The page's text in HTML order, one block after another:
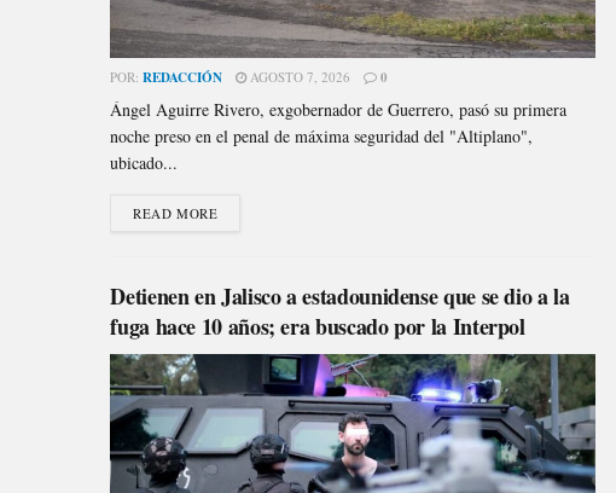
POR: REDACCIÓN AGOSTO 7, 2026 0
Ángel Aguirre Rivero, exgobernador de Guerrero, pasó su primera
noche preso en el penal de máxima seguridad del "Altiplano",
ubicado...
READ MORE
Detienen en Jalisco a estadounidense que se dio a la
fuga hace 10 años; era buscado por la Interpol